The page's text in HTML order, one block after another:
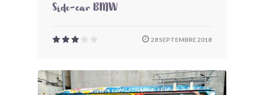
Side-car BMW
28 SEPTEMBRE 2018